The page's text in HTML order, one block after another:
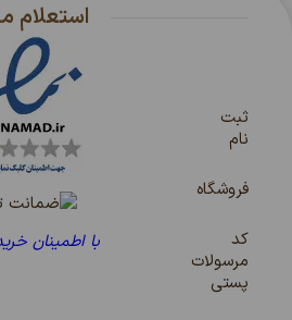
ثبت
نام
فروشگاه
کد
مرسولات
پستی
استعلام
با اطمینان